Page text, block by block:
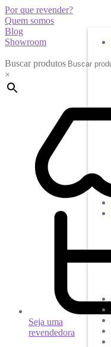
Por que revender?
Quem somos
Blog
Showroom
Buscar produtos
×
Seja uma
revendedora